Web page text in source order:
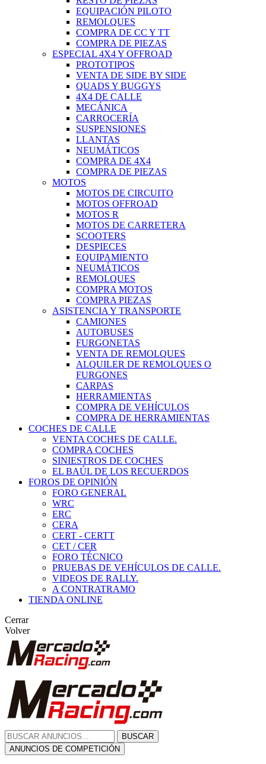
EQUIPACIÓN PILOTO
REMOLQUES
COMPRA DE CC Y TT
COMPRA DE PIEZAS
ESPECIAL 4X4 Y OFFROAD
PROTOTIPOS
VENTA DE SIDE BY SIDE
QUADS Y BUGGYS
4X4 DE CALLE
MECÁNICA
CARROCERÍA
SUSPENSIONES
LLANTAS
NEUMÁTICOS
COMPRA DE 4X4
COMPRA DE PIEZAS
MOTOS
MOTOS DE CIRCUITO
MOTOS OFFROAD
MOTOS R
MOTOS DE CARRETERA
SCOOTERS
DESPIECES
EQUIPAMIENTO
NEUMÁTICOS
REMOLQUES
COMPRA MOTOS
COMPRA PIEZAS
ASISTENCIA Y TRANSPORTE
CAMIONES
AUTOBUSES
FURGONETAS
VENTA DE REMOLQUES
ALQUILER DE REMOLQUES O
FURGONES
CARPAS
HERRAMIENTAS
COMPRA DE VEHÍCULOS
COMPRA DE HERRAMIENTAS
COCHES DE CALLE
VENTA COCHES DE CALLE.
COMPRA COCHES
SINIESTROS DE COCHES
EL BAÚL DE LOS RECUERDOS
FOROS DE OPINIÓN
FORO GENERAL
WRC
ERC
CERA
CERT - CERTT
CET / CER
FORO TÉCNICO
PRUEBAS DE VEHÍCULOS DE CALLE.
VIDEOS DE RALLY.
A CONTRATRAMO
TIENDA ONLINE
Cerrar
Volver
BUSCAR
ANUNCIOS DE COMPETICIÓN